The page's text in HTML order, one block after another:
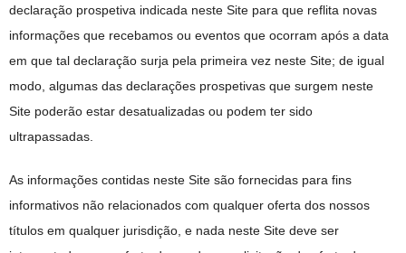
declaração prospetiva indicada neste Site para que reflita novas
informações que recebamos ou eventos que ocorram após a data
em que tal declaração surja pela primeira vez neste Site; de igual
modo, algumas das declarações prospetivas que surgem neste
Site poderão estar desatualizadas ou podem ter sido
ultrapassadas.
As informações contidas neste Site são fornecidas para fins
informativos não relacionados com qualquer oferta dos nossos
títulos em qualquer jurisdição, e nada neste Site deve ser